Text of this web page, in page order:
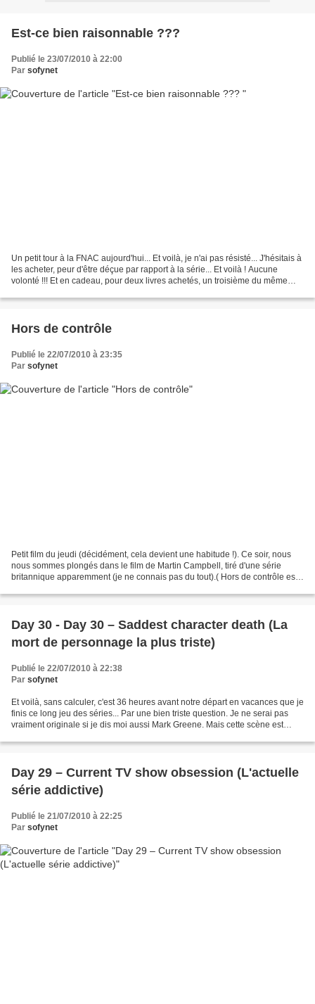
Est-ce bien raisonnable ???
Publié le 23/07/2010 à 22:00
Par sofynet
Un petit tour à la FNAC aujourd'hui... Et voilà, je n'ai pas résisté... J'hésitais à
les acheter, peur d'être déçue par rapport à la série... Et voilà ! Aucune
volonté !!! Et en cadeau, pour deux livres achetés, un troisième du même
Hors de contrôle
Publié le 22/07/2010 à 23:35
Par sofynet
Petit film du jeudi (décidément, cela devient une habitude !). Ce soir, nous
nous sommes plongés dans le film de Martin Campbell, tiré d'une série
britannique apparemment (je ne connais pas du tout).( Hors de contrôle est
Day 30 - Day 30 – Saddest character death (La
mort de personnage la plus triste)
Publié le 22/07/2010 à 22:38
Par sofynet
Et voilà, sans calculer, c'est 36 heures avant notre départ en vacances que je
finis ce long jeu des séries... Par une bien triste question. Je ne serai pas
vraiment originale si je dis moi aussi Mark Greene. Mais cette scène est
Day 29 – Current TV show obsession (L'actuelle
série addictive)
Publié le 21/07/2010 à 22:25
Par sofynet